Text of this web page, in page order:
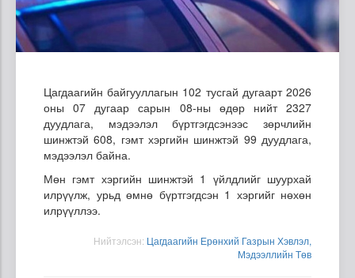
Цагдаагийн байгууллагын 102 тусгай дугаарт 2026
оны 07 дугаар сарын 08-ны өдөр нийт 2327
дуудлага, мэдээлэл бүртгэгдсэнээс зөрчлийн
шинжтэй 608, гэмт хэргийн шинжтэй 99 дуудлага,
мэдээлэл байна.
Мөн гэмт хэргийн шинжтэй 1 үйлдлийг шуурхай
илрүүлж, урьд өмнө бүртгэгдсэн 1 хэргийг нөхөн
илрүүллээ.
Нийтэлсэн: Цагдаагийн Ерөнхий Газрын Хэвлэл,
Мэдээллийн Төв